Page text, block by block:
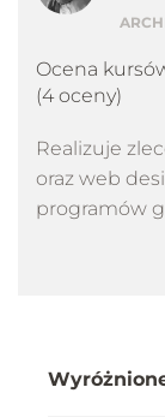
Ocena
(4 oceny)
Realizuje
oraz web
programów